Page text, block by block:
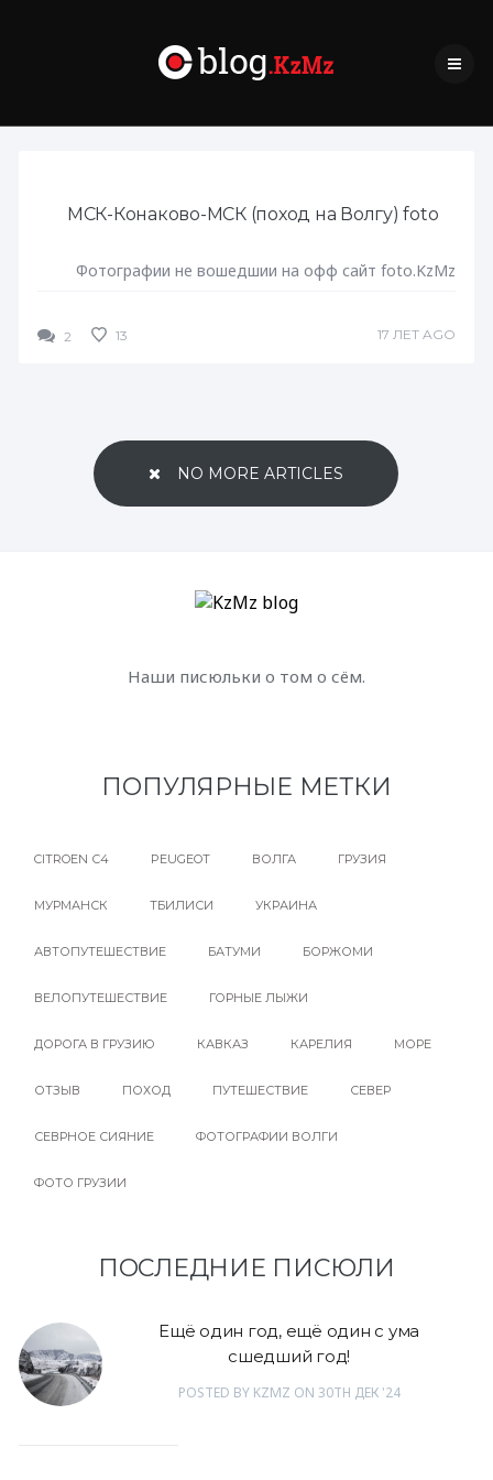
МСК-Конаково-МСК (поход на Волгу) foto
Фотографии не вошедшии на офф сайт foto.KzMz
2 13 17 ЛЕТ AGO
NO MORE ARTICLES
Наши писюльки о том о сём.
ПОПУЛЯРНЫЕ МЕТКИ
CITROEN С4 PEUGEOT ВОЛГА ГРУЗИЯ
МУРМАНСК ТБИЛИСИ УКРАИНА
АВТОПУТЕШЕСТВИЕ БАТУМИ БОРЖОМИ
ВЕЛОПУТЕШЕСТВИЕ ГОРНЫЕ ЛЫЖИ
ДОРОГА В ГРУЗИЮ КАВКАЗ КАРЕЛИЯ МОРЕ
ОТЗЫВ ПОХОД ПУТЕШЕСТВИЕ СЕВЕР
СЕВРНОЕ СИЯНИЕ ФОТОГРАФИИ ВОЛГИ
ФОТО ГРУЗИИ
ПОСЛЕДНИЕ ПИСЮЛИ
Ещё один год, ещё один с ума
сшедший год!
POSTED BY KZMZ ON 30TH ДЕК '24